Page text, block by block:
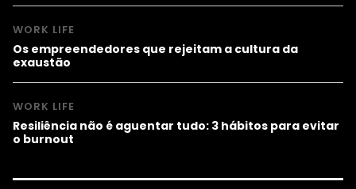
WORK LIFE
Os empreendedores que rejeitam a cultura da
exaustão
WORK LIFE
Resiliência não é aguentar tudo: 3 hábitos para evitar
o burnout